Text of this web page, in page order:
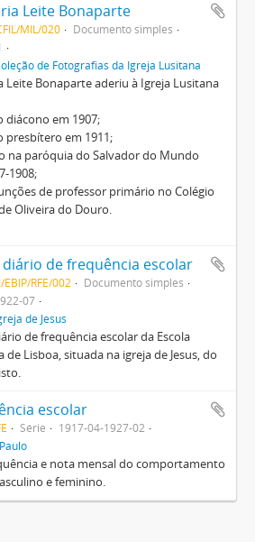
Leite Bonaparte
MIL/020
Documento simples
de Fotografias da Igreja Lusitana
Leite Bonaparte aderiu à Igreja Lusitana
diácono em 1907;
presbítero em 1911;
na paróquia do Salvador do Mundo
1908;
de professor primário no Colégio
Oliveira do Douro.
diário de frequência escolar
EBIP/RFE/002
Documento simples
07
de Jesus
de frequência escolar da Escola
de Lisboa, situada na igreja de Jesus, do
escolar
Série
1917-04-1927-02
e nota mensal do comportamento
e feminino.